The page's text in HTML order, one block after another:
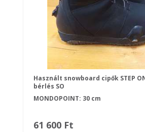
Használt snowboard cipők STEP
bérlés SO
MONDOPOINT: 30 cm
61 600 Ft